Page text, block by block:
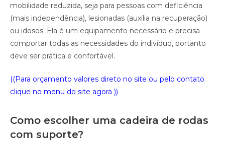
mobilidade reduzida, seja para pessoas com deficiência
(mais independência), lesionadas (auxilia na recuperação)
ou idosos. Ela é um equipamento necessário e precisa
comportar todas as necessidades do indivíduo, portanto
deve ser prática e confortável.
((Para orçamento valores direto no site ou pelo contato
clique no menu do site agora ))
Como escolher uma cadeira de rodas
com suporte?